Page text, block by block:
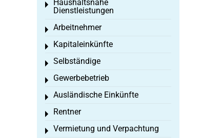
Haushaltsnahe
Dienstleistungen
Toggle menu
Arbeitnehmer
Toggle menu
Kapitaleinkünfte
Toggle menu
Selbständige
Toggle menu
Gewerbebetrieb
Toggle menu
Ausländische Einkünfte
Toggle menu
Rentner
Toggle menu
Vermietung und Verpachtung
Toggle menu